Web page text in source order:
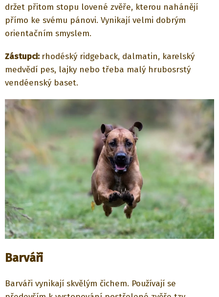
držet přitom stopu lovené zvěře, kterou nahánějí
přímo ke svému pánovi. Vynikají velmi dobrým
orientačním smyslem.
Zástupci: rhodéský ridgeback, dalmatin, karelský
medvědí pes, lajky nebo třeba malý hrubosrstý
vendéenský baset.
Barváři
Barváři vynikají skvělým čichem. Používají se